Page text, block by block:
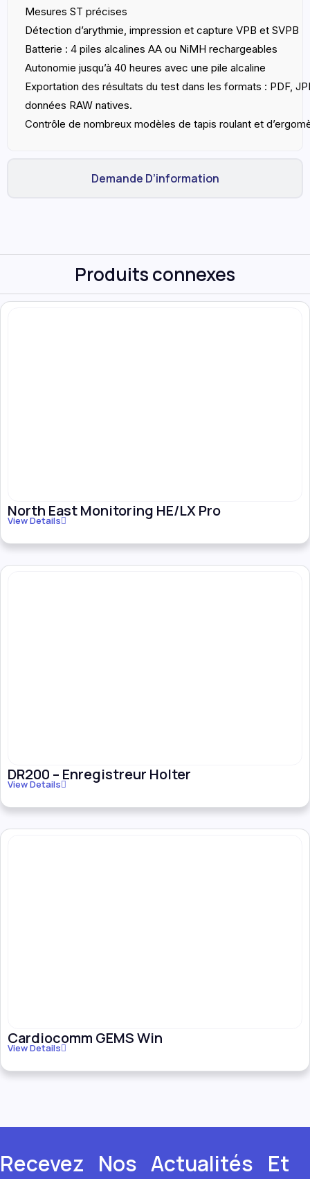
Demande D’information
Mesures ST précises
Détection d’arythmie, impression et capture VPB et SVPB
Batterie : 4 piles alcalines AA ou NiMH rechargeables
Autonomie jusqu’à 40 heures avec une pile alcaline
Exportation des résultats du test dans les formats : PDF,
données RAW natives.
Contrôle de nombreux modèles de tapis roulant et
Produits connexes
North East Monitoring HE/LX Pro
View Details
DR200 – Enregistreur Holter
View Details
Cardiocomm GEMS Win
View Details
Recevez Nos Actualités Et